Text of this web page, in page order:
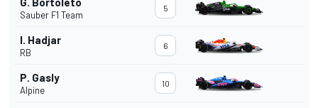
Sauber F1 Team
5
I. Hadjar
RB
6
P. Gasly
Alpine
10